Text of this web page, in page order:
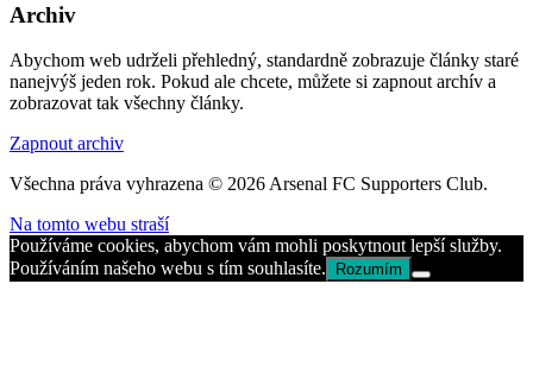
Archiv
Abychom web udrželi přehledný, standardně zobrazuje články staré
nanejvýš jeden rok. Pokud ale chcete, můžete si zapnout archív a
zobrazovat tak všechny články.
Zapnout archiv
Všechna práva vyhrazena © 2026 Arsenal FC Supporters Club.
Na tomto webu straší
Používáme cookies, abychom vám mohli poskytnout lepší služby.
Používáním našeho webu s tím souhlasíte.
Rozumím